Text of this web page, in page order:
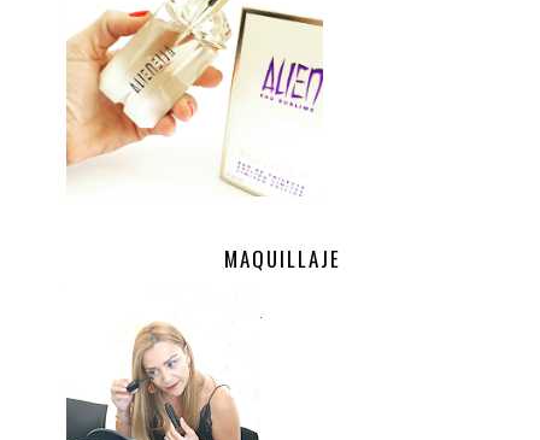
MAQUILLAJE
.